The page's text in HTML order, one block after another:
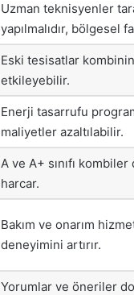
Uzman teknisyenler
yapılmalıdır, bölgesel
Eski tesisatlar
etkileyebilir.
Enerji tasarrufu
maliyetler azaltılabilir.
A ve A+ sınıfı
harcar.
Bakım ve onarım
deneyimini artırır.
Yorumlar ve öneriler